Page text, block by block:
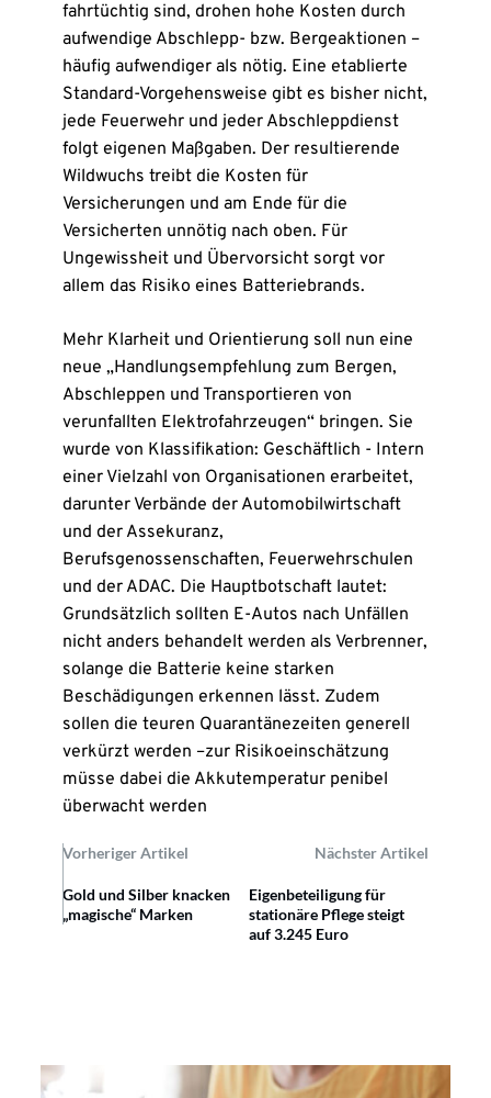
fahrtüchtig sind, drohen hohe Kosten durch
aufwendige Abschlepp- bzw. Bergeaktionen –
häufig aufwendiger als nötig. Eine etablierte
Standard-Vorgehensweise gibt es bisher nicht,
jede Feuerwehr und jeder Abschleppdienst
folgt eigenen Maßgaben. Der resultierende
Wildwuchs treibt die Kosten für
Versicherungen und am Ende für die
Versicherten unnötig nach oben. Für
Ungewissheit und Übervorsicht sorgt vor
allem das Risiko eines Batteriebrands.
Mehr Klarheit und Orientierung soll nun eine
neue „Handlungsempfehlung zum Bergen,
Abschleppen und Transportieren von
verunfallten Elektrofahrzeugen“ bringen. Sie
wurde von Klassifikation: Geschäftlich - Intern
einer Vielzahl von Organisationen erarbeitet,
darunter Verbände der Automobilwirtschaft
und der Assekuranz,
Berufsgenossenschaften, Feuerwehrschulen
und der ADAC. Die Hauptbotschaft lautet:
Grundsätzlich sollten E-Autos nach Unfällen
nicht anders behandelt werden als Verbrenner,
solange die Batterie keine starken
Beschädigungen erkennen lässt. Zudem
sollen die teuren Quarantänezeiten generell
verkürzt werden –zur Risikoeinschätzung
müsse dabei die Akkutemperatur penibel
überwacht werden
Vorheriger Artikel Nächster Artikel
Gold und Silber knacken
„magische“ Marken
Eigenbeteiligung für
stationäre Pflege steigt
auf 3.245 Euro